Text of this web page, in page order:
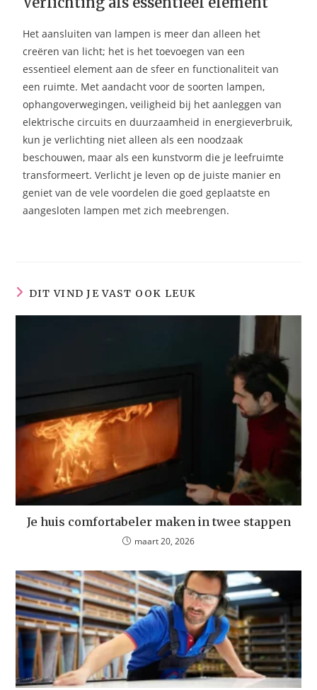
Het aansluiten van lampen is meer dan alleen het
creëren van licht; het is het toevoegen van een
essentieel element aan de sfeer en functionaliteit van
een ruimte. Met aandacht voor de soorten lampen,
ophangoverwegingen, veiligheid bij het aanleggen van
elektrische circuits en duurzaamheid in energieverbruik,
kun je verlichting niet alleen als een noodzaak
beschouwen, maar als een kunstvorm die je leefruimte
transformeert. Verlicht je leven op de juiste manier en
geniet van de vele voordelen die goed geplaatste en
aangesloten lampen met zich meebrengen.
DIT VIND JE VAST OOK LEUK
Je huis comfortabeler maken in twee stappen
maart 20, 2026